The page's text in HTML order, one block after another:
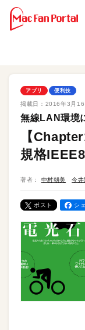
アプリ 便利技
掲載日： 2016年3月16
無線LAN環境
【
規格
著者： 中村朝美 今井
ポスト シ